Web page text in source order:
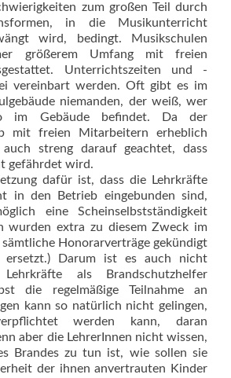
zum großen Teil durch
in die Musikunterricht
wird, bedingt. Musikschulen
größerem Umfang mit freien
Unterrichtszeiten und -
vereinbart werden. Oft gibt es im
niemanden, der weiß, wer
im Gebäude befindet. Da der
mit freien Mitarbeitern erheblich
streng darauf geachtet, dass
gefährdet wird.
dafür ist, dass die Lehrkräfte
in den Betrieb eingebunden sind,
eine Scheinselbstständigkeit
wurden extra zu diesem Zweck im
sämtliche Honorarverträge gekündigt
ersetzt.) Darum ist es auch nicht
als Brandschutzhelfer
die regelmäßige Teilnahme an
kann so natürlich nicht gelingen,
werden kann, daran
aber die LehrerInnen nicht wissen,
Brandes zu tun ist, wie sollen sie
der ihnen anvertrauten Kinder